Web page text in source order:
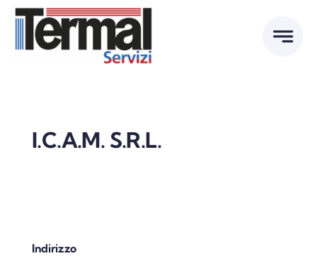
Skip
content
I.C.A.M. S.R.L.
Indirizzo